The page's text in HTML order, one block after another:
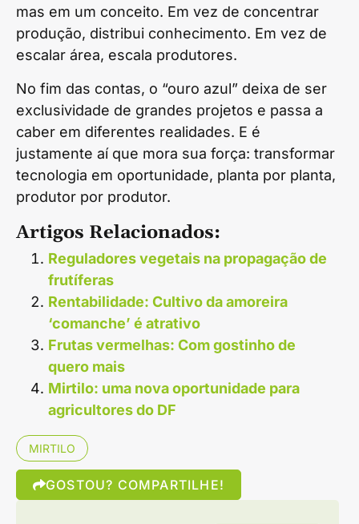
mas em um conceito. Em vez de concentrar
produção, distribui conhecimento. Em vez de
escalar área, escala produtores.
No fim das contas, o “ouro azul” deixa de ser
exclusividade de grandes projetos e passa a
caber em diferentes realidades. E é
justamente aí que mora sua força: transformar
tecnologia em oportunidade, planta por planta,
produtor por produtor.
Artigos Relacionados:
Reguladores vegetais na propagação de
frutíferas
Rentabilidade: Cultivo da amoreira
‘comanche’ é atrativo
Frutas vermelhas: Com gostinho de
quero mais
Mirtilo: uma nova oportunidade para
agricultores do DF
MIRTILO
GOSTOU? COMPARTILHE!